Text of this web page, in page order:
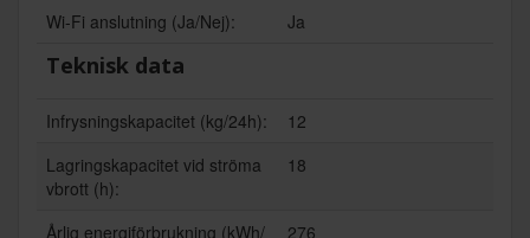
Wi-Fi anslutning (Ja/Nej):
Ja
Teknisk data
Infrysningskapacitet (kg/24h):
12
Lagringskapacitet vid ströma
vbrott (h):
18
Årlig energiförbrukning (kWh/ 276